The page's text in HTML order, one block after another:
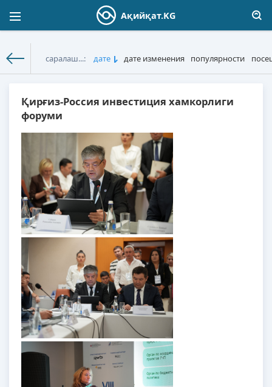
Ақийқат.KG
саралаш...: дате дате изменения популярности
Қирғиз-Россия инвестиция хамкорлиги
форуми